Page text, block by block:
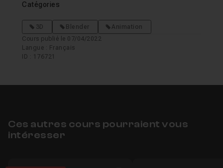
Catégories
3D Blender
Animation
Cours publié le 07/04/2022
Langue : Français
ID : 176721
Ces autres cours pourraient vous
intéresser